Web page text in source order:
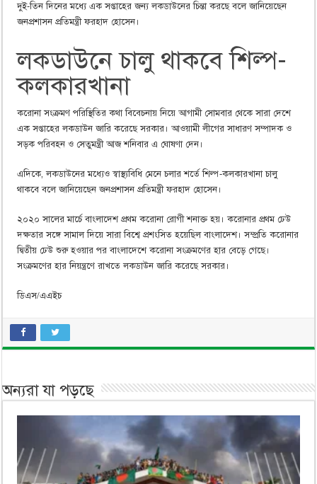
দুই-তিন দিনের মধ্যে এক সপ্তাহের জন্য লকডাউনের চিন্তা করছে বলে জানিয়েছেন
জনপ্রশাসন প্রতিমন্ত্রী ফরহাদ হোসেন।
লকডাউনে চালু থাকবে শিল্প-
কলকারখানা
করোনা সংক্রমণ পরিস্থিতির কথা বিবেচনায় নিয়ে আগামী সোমবার থেকে সারা দেশে
এক সপ্তাহের লকডাউন জারি করেছে সরকার। আওয়ামী লীগের সাধারণ সম্পাদক ও
সড়ক পরিবহন ও সেতুমন্ত্রী আজ শনিবার এ ঘোষণা দেন।
এদিকে, লকডাউনের মধ্যেও স্বাস্থ্যবিধি মেনে চলার শর্তে শিল্প-কলকারখানা চালু
থাকবে বলে জানিয়েছেন জনপ্রশাসন প্রতিমন্ত্রী ফরহাদ হোসেন।
২০২০ সালের মার্চে বাংলাদেশ প্রথম করোনা রোগী শনাক্ত হয়। করোনার প্রথম ঢেউ
দক্ষতার সঙ্গে সামাল দিয়ে সারা বিশ্বে প্রশংসিত হয়েছিল বাংলাদেশ। সম্প্রতি করোনার
দ্বিতীয় ঢেউ শুরু হওয়ার পর বাংলাদেশে করোনা সংক্রমণের হার বেড়ে গেছে।
সংক্রমণের হার নিয়ন্ত্রণে রাখতে লকডাউন জারি করেছে সরকার।
ডিএস/এএইচ
অন্যরা যা পড়ছে